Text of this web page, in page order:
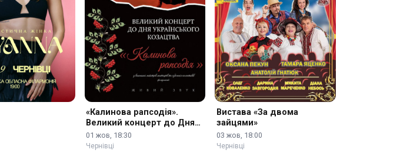
«Калинова рапсодія».
Великий концерт до Дня
козацтва
01 жов, 18:30
Чернівці
Вистава «За двома
зайцями»
03 жов, 18:00
Чернівці